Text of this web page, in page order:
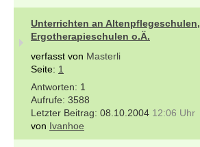
Unterrichten an Altenpflegeschulen,
Ergotherapieschulen o.Ä.
verfasst von Masterli
Seite: 1
1
3588
08.10.2004 12:06 Uhr
von Ivanhoe